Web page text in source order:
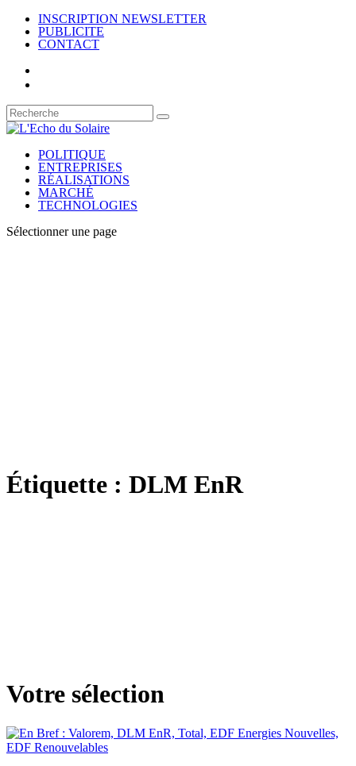
INSCRIPTION NEWSLETTER
PUBLICITE
CONTACT
POLITIQUE
ENTREPRISES
RÉALISATIONS
MARCHÉ
TECHNOLOGIES
Sélectionner une page
Étiquette : DLM EnR
Votre sélection